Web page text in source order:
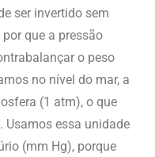
ser invertido sem
que a pressão
o peso
no nível do mar, a
(1 atm), o que
Usamos essa unidade
(mm Hg), porque